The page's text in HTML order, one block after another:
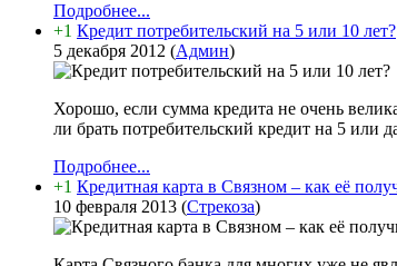
Подробнее...
+1 Кредит потребительский на 5 или 10 лет?
5 декабря 2012 (Админ)
Хорошо, если сумма кредита не очень
ли брать потребительский кредит на 5 или
Подробнее...
+1 Кредитная карта в Связном – как её
10 февраля 2013 (Стрекоза)